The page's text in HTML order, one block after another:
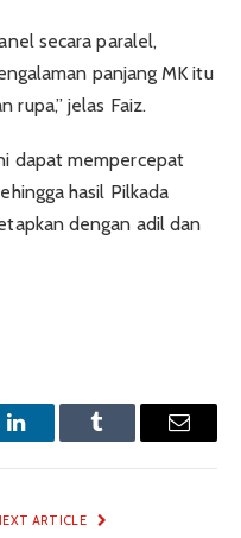
secara paralel,
panjang MK itu
rupa,” jelas Faiz.
dapat mempercepat
hasil Pilkada
dengan adil dan
LinkedInTumblr Email
ARTICLE